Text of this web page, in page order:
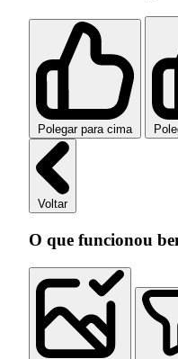
Polegar para cima
Voltar
O que funcionou